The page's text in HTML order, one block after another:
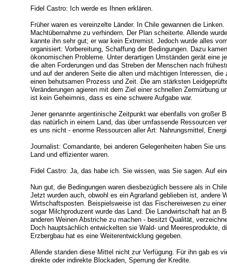
Fidel Castro: Ich werde es Ihnen erklären.
Früher waren es vereinzelte Länder. In Chile gewannen die
Machtübernahme zu verhindern. Der Plan scheiterte. Allende
kannte ihn sehr gut; er war kein Extremist. Jedoch wurde alles
organisiert: Vorbereitung, Schaffung der Bedingungen. Dazu
ökonomischen Probleme. Unter derartigen Umständen gerät eine
die alten Forderungen und das Streben der Menschen nach
und auf der anderen Seite die alten und mächtigen Interessen,
einen behutsamen Prozess und Zeit. Die am stärksten
Veränderungen agieren mit dem Ziel einer schnellen Zermürbung
ist kein Geheimnis, dass es eine schwere Aufgabe war.
Jener genannte argentinische Zeitpunkt war ebenfalls von großer
das natürlich in einem Land, das über umfassende Ressourcen
es uns nicht - enorme Ressourcen aller Art: Nahrungsmittel,
Journalist: Comandante, bei anderen Gelegenheiten haben Sie
Land und effizienter waren.
Fidel Castro: Ja, das habe ich. Sie wissen, was Sie sagen. Auf
Nun gut, die Bedingungen waren diesbezüglich bessere als in
Jetzt wurden auch, obwohl es ein Agrarland geblieben ist, andere
Wirtschaftsposten. Beispielsweise ist das Fischereiwesen zu
sogar Milchproduzent wurde das Land. Die Landwirtschaft hat an
anderen Weinen Abstriche zu machen - besitzt Qualität,
Doch hauptsächlich entwickelten sie Wald- und Meeresprodukte,
Erzbergbau hat es eine Weiterentwicklung gegeben.
Allende standen diese Mittel nicht zur Verfügung. Für ihn gab es
direkte oder indirekte Blockaden, Sperrung der Kredite.